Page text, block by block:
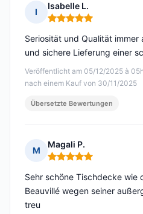
I
Isabelle L.
Hinweis: 5 von 5
Veröffentlicht am 05/12/2025 à
nach einem Kauf von 30/11/2025
Seriosität und Qualität
und sichere Lieferung einer
Übersetzte Bewertungen
M
Magali P.
Hinweis: 5 von 5
Sehr schöne Tischdecke wie
Beauvillé wegen seiner
treu